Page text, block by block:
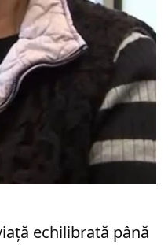
echilibrată până